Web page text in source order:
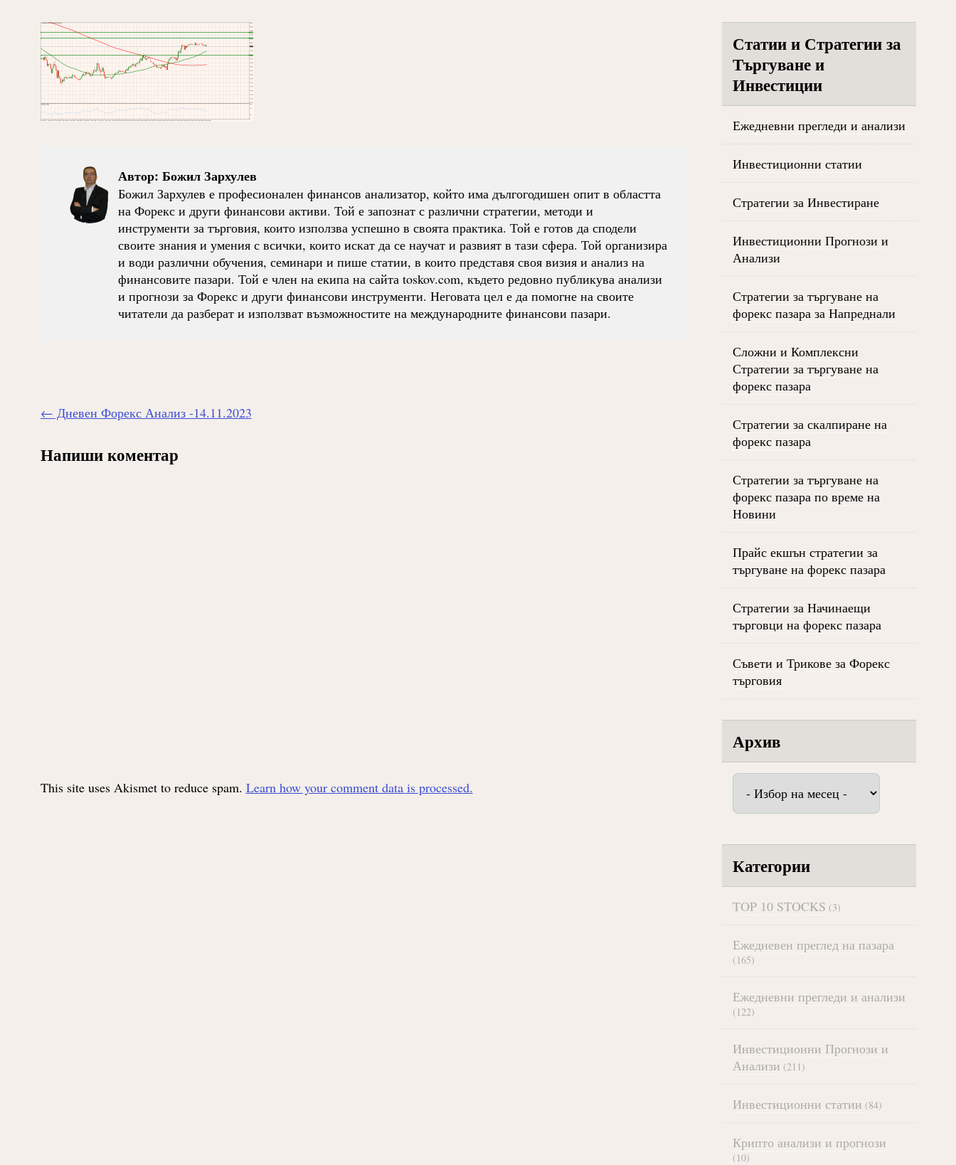
Автор: Божил Зархулев
Божил Зархулев е професионален финансов анализатор, който има дългогодишен опит в областта
на Форекс и други финансови активи. Той е запознат с различни стратегии, методи и
инструменти за търговия, които използва успешно в своята практика. Той е готов да сподели
своите знания и умения с всички, които искат да се научат и развият в тази сфера. Той организира
и води различни обучения, семинари и пише статии, в които представя своя визия и анализ на
финансовите пазари. Той е член на екипа на сайта toskov.com, където редовно публикува анализи
и прогнози за Форекс и други финансови инструменти. Неговата цел е да помогне на своите
читатели да разберат и използват възможностите на международните финансови пазари.
Навигиране
публикацията
← Дневен Форекс Анализ -14.11.2023
Напиши коментар
This site uses Akismet to reduce spam. Learn how your comment data is processed.
Статии и Стратегии за
Търгуване и
Инвестиции
Ежедневни прегледи и анализи
Инвестиционни статии
Стратегии за Инвестиране
Инвестиционни Прогнози и
Анализи
Стратегии за търгуване на
форекс пазара за Напреднали
Сложни и Комплексни
Стратегии за търгуване на
форекс пазара
Стратегии за скалпиране на
форекс пазара
Стратегии за търгуване на
форекс пазара по време на
Новини
Прайс екшън стратегии за
търгуване на форекс пазара
Стратегии за Начинаещи
търговци на форекс пазара
Съвети и Трикове за Форекс
търговия
Архив
Архив
Категории
TOP 10 STOCKS (3)
Ежедневен преглед на пазара
(165)
Ежедневни прегледи и анализи
(122)
Инвестиционни Прогнози и
Анализи (211)
Инвестиционни статии (84)
Крипто анализи и прогнози
(10)